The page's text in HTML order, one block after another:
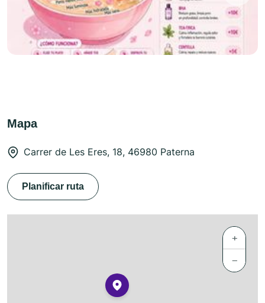
Mapa
Carrer de Les Eres, 18, 46980 Paterna
Planificar ruta
+
−